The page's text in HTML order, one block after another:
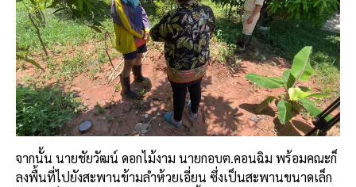
จากนั้น นายชัยวัฒน์ ดอกไม้งาม นายกอบต.คอนฉิม พร้อมคณะก็
ลงพื้นที่ไปยังสะพานข้ามลำห้วยเอี่ยน ซึ่งเป็นสะพานขนาดเล็ก